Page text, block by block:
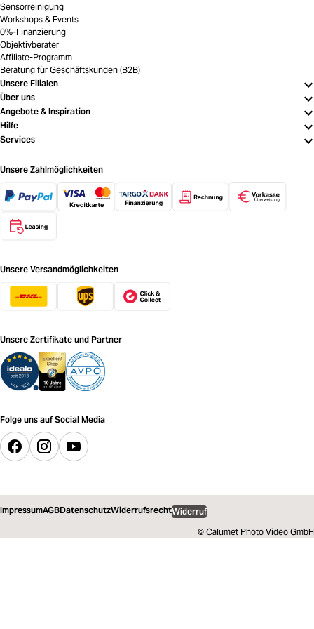
Sensorreinigung
Workshops & Events
0%-Finanzierung
Objektivberater
Affiliate-Programm
Beratung für Geschäftskunden (B2B)
Unsere Filialen
Über uns
Angebote & Inspiration
Hilfe
Services
Unsere Zahlmöglichkeiten
Unsere Versandmöglichkeiten
Unsere Zertifikate und Partner
Folge uns auf Social Media
ImpressumAGBDatenschutzWiderrufsrechtWiderruf
© Calumet Photo Video GmbH